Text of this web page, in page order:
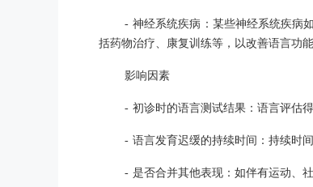
- 神经系统疾病：某些神经系统疾病
括药物治疗、康复训练等，以改善语言功能
影响因素
- 初诊时的语言测试结果：语言评估
- 语言发育迟缓的持续时间：持续时
- 是否合并其他表现：如伴有运动、